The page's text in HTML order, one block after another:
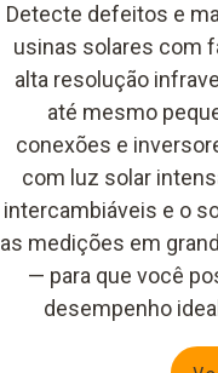
Detecte defeitos e
usinas solares com
alta resolução
até mesmo
conexões e
com luz solar
intercambiáveis e o
as medições em
— para que você
desempenho